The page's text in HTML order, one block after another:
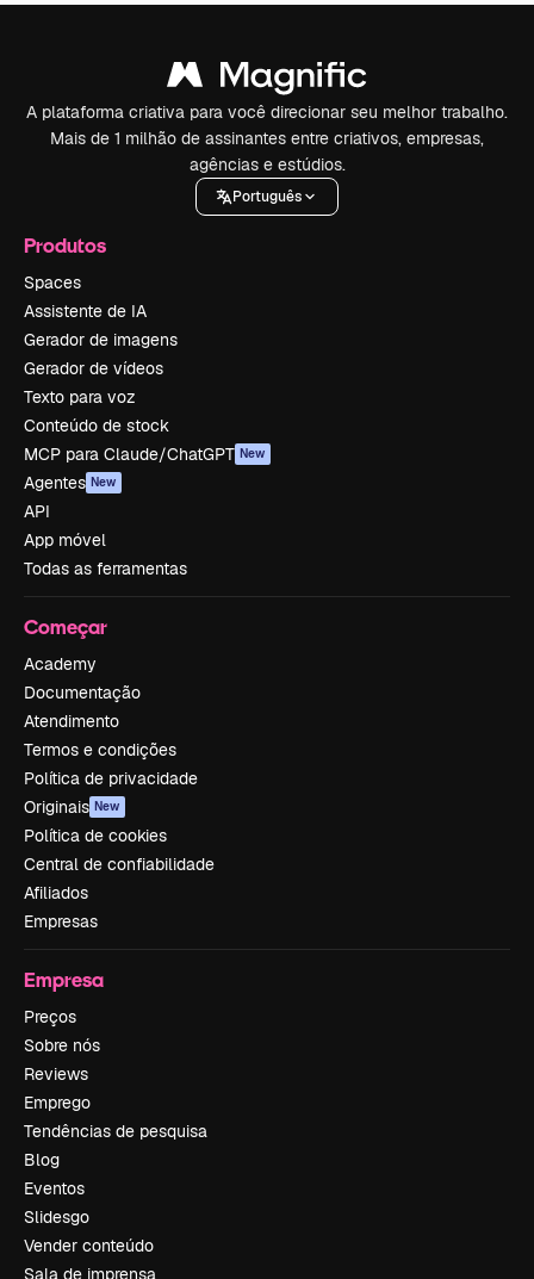
A plataforma criativa para você direcionar seu melhor trabalho.
Mais de 1 milhão de assinantes entre criativos, empresas,
agências e estúdios.
Português
Produtos
Spaces
Assistente de IA
Gerador de imagens
Gerador de vídeos
Texto para voz
Conteúdo de stock
MCP para Claude/ChatGPT New
Agentes New
API
App móvel
Todas as ferramentas
Começar
Academy
Documentação
Atendimento
Termos e condições
Política de privacidade
Originais New
Política de cookies
Central de confiabilidade
Afiliados
Empresas
Empresa
Preços
Sobre nós
Reviews
Emprego
Tendências de pesquisa
Blog
Eventos
Slidesgo
Vender conteúdo
Sala de imprensa